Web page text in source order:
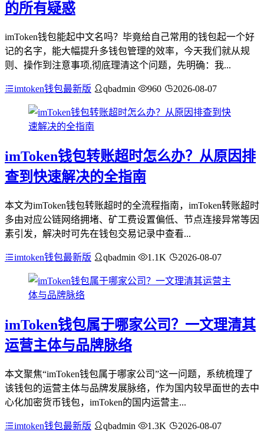
的所有疑惑
imToken钱包能起中文名吗？毕竟给自己常用的钱包起一个好
记的名字，能大幅提升多钱包管理的效率，今天我们就从规
则、操作到注意事项,彻底理清这个问题，先明确：我...
imtoken钱包最新版 qbadmin 960 2026-08-07
imToken钱包转账超时怎么办？从原因排
查到快速解决的全指南
本文为imToken钱包转账超时的全流程指南，imToken转账超时
多由对应公链网络拥堵、矿工费设置偏低、节点连接异常等因
素引发，解决时可先在钱包交易记录中查看...
imtoken钱包最新版 qbadmin 1.1K 2026-08-07
imToken钱包属于哪家公司？一文理清其
运营主体与品牌脉络
本文聚焦“imToken钱包属于哪家公司”这一问题，系统梳理了
该钱包的运营主体与品牌发展脉络，作为国内较早面世的去中
心化加密货币钱包，imToken的国内运营主...
imtoken钱包最新版 qbadmin 1.3K 2026-08-07